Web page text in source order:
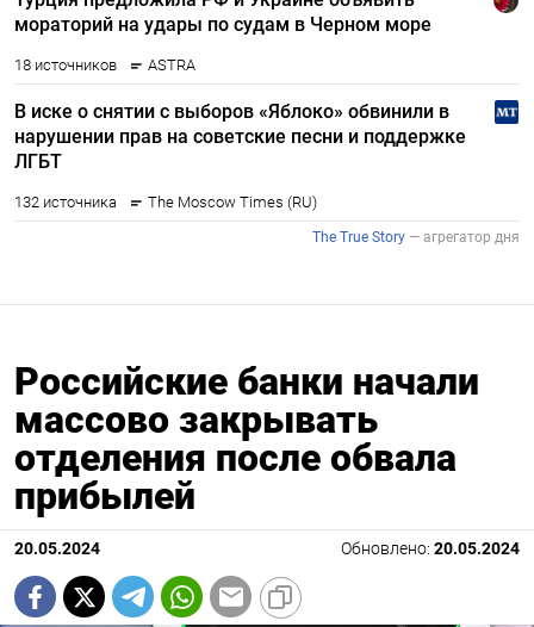
Российские банки начали
массово закрывать
отделения после обвала
прибылей
20.05.2024 Обновлено: 20.05.2024